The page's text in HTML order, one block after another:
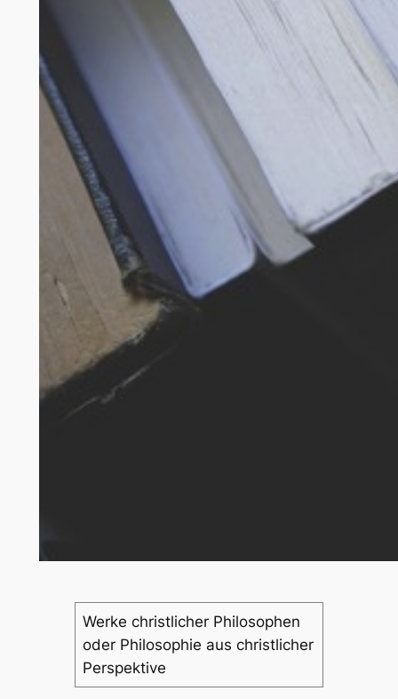
Werke christlicher Philosophen
oder Philosophie aus christlicher
Perspektive